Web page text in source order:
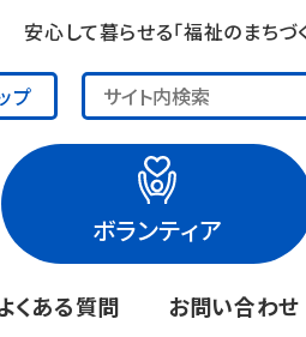
安心して暮らせる「福祉のまちづ
プ
ボランティア
くある質問 お問い合わせ